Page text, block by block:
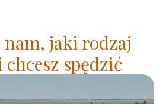
nam, jaki rodzaj
spędzić